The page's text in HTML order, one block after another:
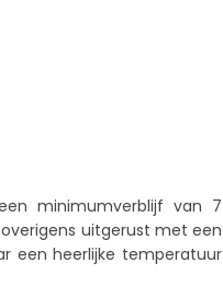
minimumverblijf van 7
uitgerust met een
een heerlijke temperatuur